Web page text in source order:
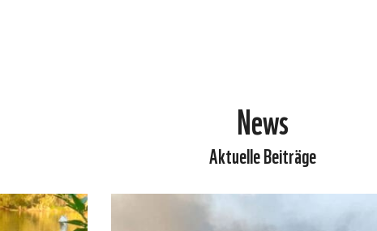
News
Aktuelle Beiträge